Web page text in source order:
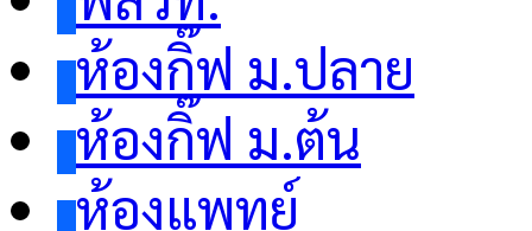
ห้องกิ๊ฟ ม.ปลาย
ห้องกิ๊ฟ ม.ต้น
ห้องแพทย์